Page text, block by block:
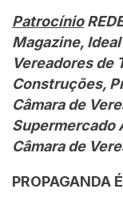
Patrocínio
Magazine,
Vereadores de
Construções,
Câmara de
Supermercado
Câmara de
PROPAGANDA